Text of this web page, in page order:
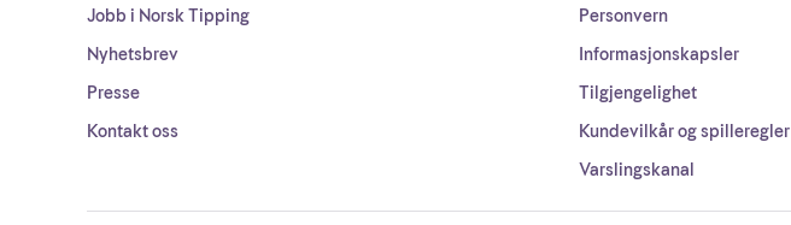
Jobb i Norsk Tipping
Nyhetsbrev
Presse
Kontakt oss
Personvern
Informasjonskapsler
Tilgjengelighet
Kundevilkår og spilleregler
Varslingskanal